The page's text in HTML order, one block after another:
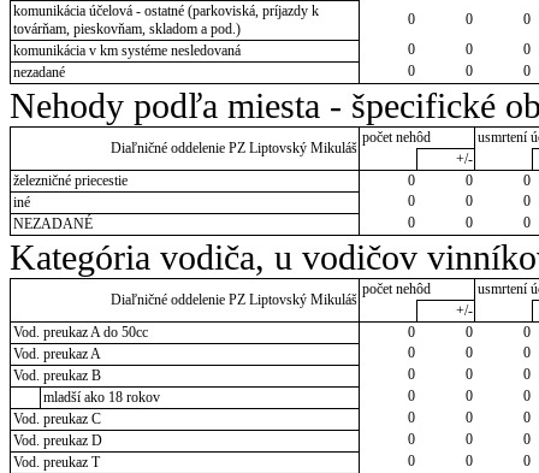
komunikácia účelová - ostatné (parkoviská, príjazdy k
továrňam, pieskovňam, skladom a pod.)
0 0
0
komunikácia v km systéme nesledovaná
0 0
0
nezadané
0 0 0
Nehody podľa miesta - špecifické
Diaľničné oddelenie PZ Liptovský Mikuláš
počet nehôd
usmrtení
+/-
železničné priecestie
0 0
0
iné
0 0
0
NEZADANÉ
0 0 0
Kategória vodiča, u vodičov
Diaľničné oddelenie PZ Liptovský Mikuláš
počet nehôd
usmrtení
+/-
Vod. preukaz A do 50cc
0 0
0
Vod. preukaz A
0 0
0
Vod. preukaz B
0 0
0
mladší ako 18 rokov
0 0
0
Vod. preukaz C
0 0
0
Vod. preukaz D
0 0
0
Vod. preukaz T
0 0
0